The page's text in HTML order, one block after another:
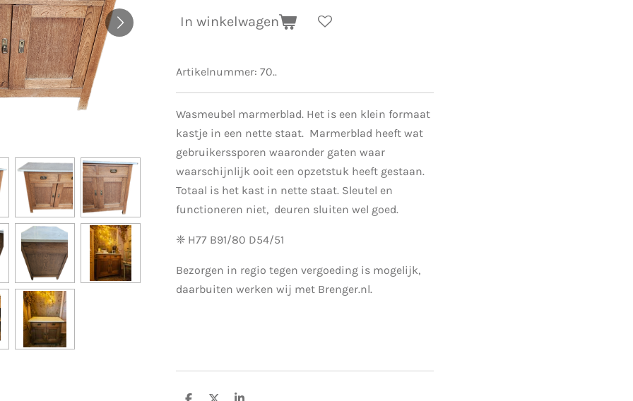
In winkelwagen
Artikelnummer: 70..
Wasmeubel marmerblad. Het is een klein formaat
kastje in een nette staat. Marmerblad heeft wat
gebruikerssporen waaronder gaten waar
waarschijnlijk ooit een opzetstuk heeft gestaan.
Totaal is het kast in nette staat. Sleutel en
functioneren niet, deuren sluiten wel goed.
❈ H77 B91/80 D54/51
Bezorgen in regio tegen vergoeding is mogelijk,
daarbuiten werken wij met Brenger.nl.